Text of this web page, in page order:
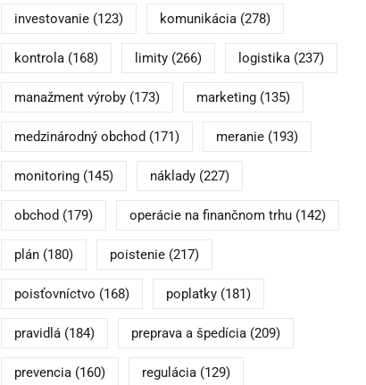
investovanie(123) komunikácia(278)
kontrola(168) limity(266) logistika(237)
manažment výroby(173) marketing(135)
medzinárodný obchod (171) meranie(193)
monitoring(145) náklady(227)
obchod (179) operácie na finančnom trhu(142)
plán(180) poistenie(217)
poisťovníctvo (168) poplatky(181)
pravidlá(184) preprava a špedícia(209)
prevencia(160) regulácia(129)